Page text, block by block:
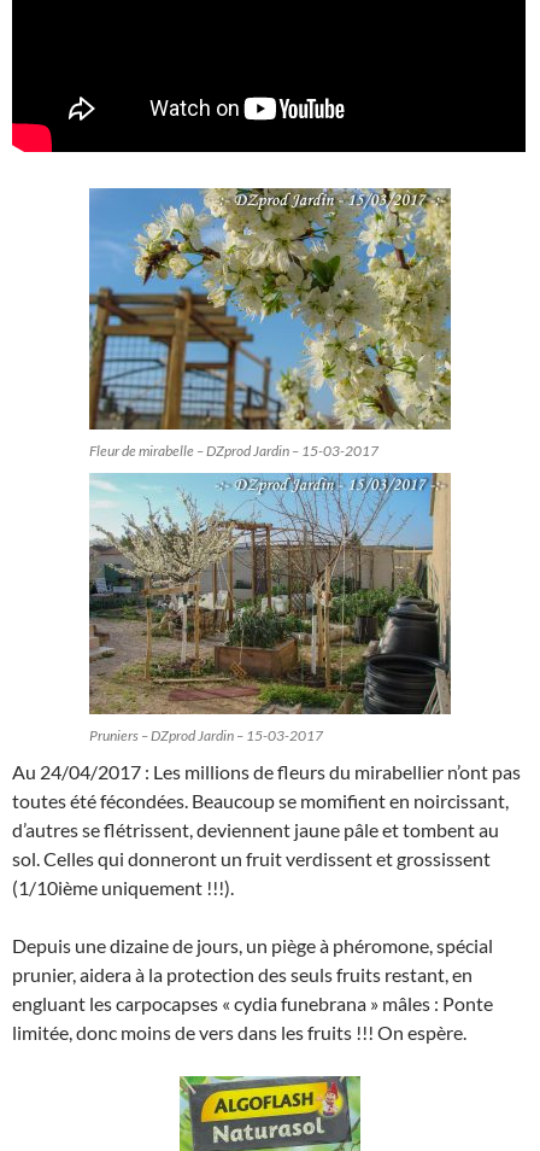
Fleur de mirabelle – DZprod Jardin – 15-03-2017
Pruniers – DZprod Jardin – 15-03-2017
Au 24/04/2017 : Les millions de fleurs du mirabellier n’ont pas
toutes été fécondées. Beaucoup se momifient en noircissant,
d’autres se flétrissent, deviennent jaune pâle et tombent au
sol. Celles qui donneront un fruit verdissent et grossissent
(1/10ième uniquement !!!).
Depuis une dizaine de jours, un piège à phéromone, spécial
prunier, aidera à la protection des seuls fruits restant, en
engluant les carpocapses « cydia funebrana » mâles : Ponte
limitée, donc moins de vers dans les fruits !!! On espère.